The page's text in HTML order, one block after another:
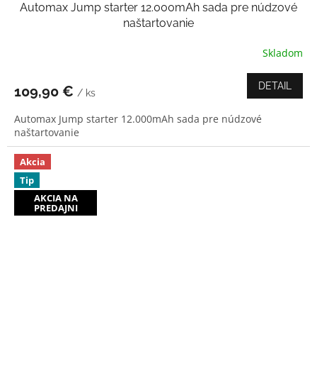
Automax Jump starter 12.000mAh sada pre núdzové
naštartovanie
je
z
5
hviezdičiek.
Skladom
109,90 € / ks
DETAIL
Automax Jump starter 12.000mAh sada pre núdzové
naštartovanie
Akcia
Tip
AKCIA NA
PREDAJNI